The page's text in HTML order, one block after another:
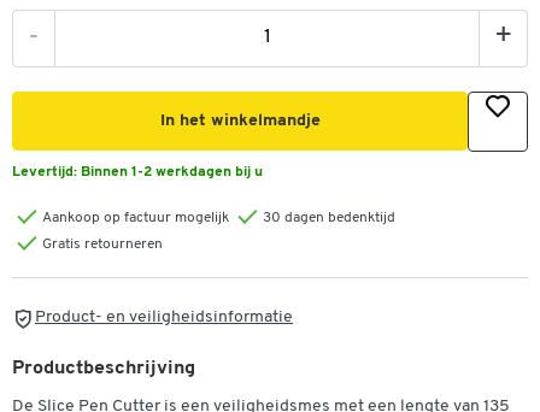
- +
In het winkelmandje
Levertijd: Binnen 1-2 werkdagen bij u
Aankoop op factuur mogelijk
30 dagen bedenktijd
Gratis retourneren
Product- en veiligheidsinformatie
Productbeschrijving
De Slice Pen Cutter is een veiligheidsmes met een lengte van 135